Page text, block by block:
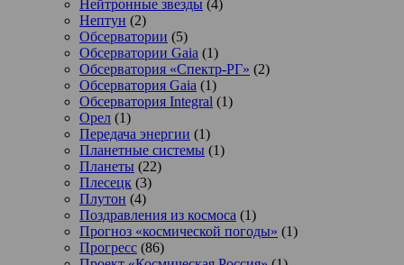
Нейтронные звезды (4)
Нептун (2)
Обсерватории (5)
Обсерватории Gaia (1)
Обсерватория «Спектр-РГ» (2)
Обсерватория Gaia (1)
Обсерватория Integral (1)
Орел (1)
Передача энергии (1)
Планетные системы (1)
Планеты (22)
Плесецк (3)
Плутон (4)
Поздравления из космоса (1)
Прогноз «космической погоды» (1)
Прогресс (86)